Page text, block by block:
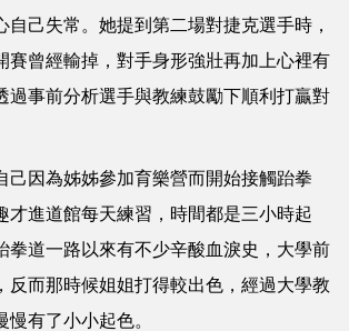
自己失常。她提到第二場對捷克選手時，
賽曾經輸掉，對手身形強壯再加上心裡有
過事前分析選手與教練鼓勵下順利打贏對
因為姊姊參加育樂營而開始接觸跆拳
才進道館每天練習，時間都是三小時起
拳道一路以來有不少辛酸血淚史，大學前
反而那時候姐姐打得較出色，經過大學教
有了小小起色。